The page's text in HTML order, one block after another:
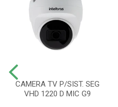
CAMERA TV P/SIST. SEG
VHD 1220 D MIC G9